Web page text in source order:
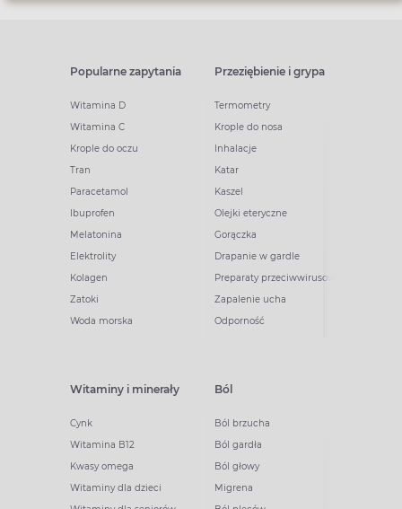
Popularne zapytania
Witamina D
Witamina C
Krople do oczu
Tran
Paracetamol
Ibuprofen
Melatonina
Elektrolity
Kolagen
Zatoki
Woda morska
Przeziębienie i grypa
Termometry
Krople do nosa
Inhalacje
Katar
Kaszel
Olejki eteryczne
Gorączka
Drapanie w gardle
Preparaty przeciwwirusowe
Zapalenie ucha
Odporność
Witaminy i minerały
Cynk
Witamina B12
Kwasy omega
Witaminy dla dzieci
Ból
Ból brzucha
Ból gardła
Ból głowy
Migrena